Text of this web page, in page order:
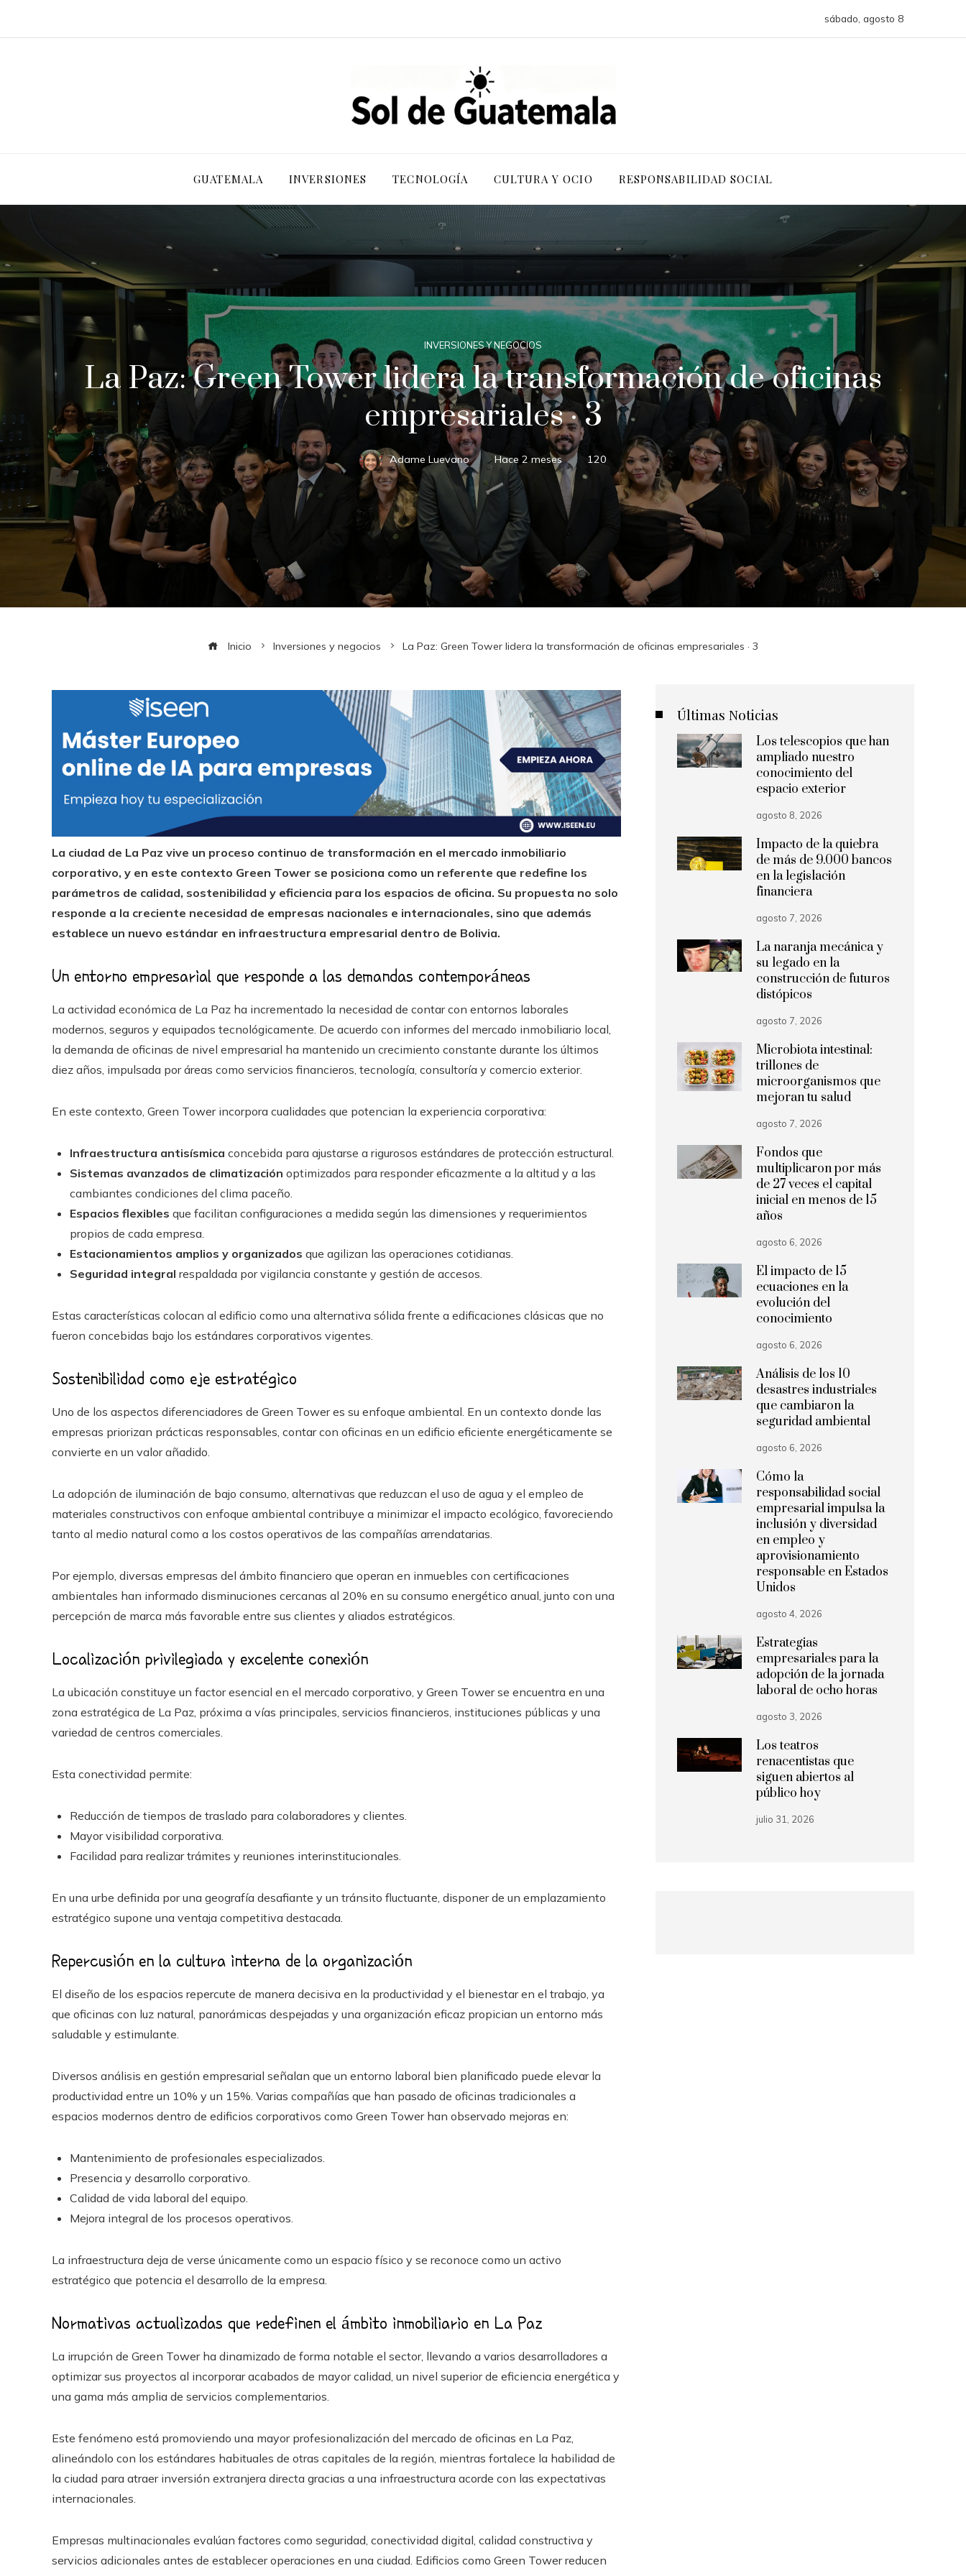
sábado, agosto 8
GUATEMALA INVERSIONES TECNOLOGÍA CULTURA Y OCIO RESPONSABILIDAD SOCIAL
INVERSIONES Y NEGOCIOS
La Paz: Green Tower lidera la transformación de oficinas
empresariales · 3
Adame Luevano Hace 2 meses 120
Inicio Inversiones y negocios La Paz: Green Tower lidera la transformación de oficinas empresariales · 3
La ciudad de La Paz vive un proceso continuo de transformación en el mercado inmobiliario
corporativo, y en este contexto Green Tower se posiciona como un referente que redefine los
parámetros de calidad, sostenibilidad y eficiencia para los espacios de oficina. Su propuesta no solo
responde a la creciente necesidad de empresas nacionales e internacionales, sino que además
establece un nuevo estándar en infraestructura empresarial dentro de Bolivia.
Un entorno empresarial que responde a las demandas contemporáneas
La actividad económica de La Paz ha incrementado la necesidad de contar con entornos laborales
modernos, seguros y equipados tecnológicamente. De acuerdo con informes del mercado inmobiliario local,
la demanda de oficinas de nivel empresarial ha mantenido un crecimiento constante durante los últimos
diez años, impulsada por áreas como servicios financieros, tecnología, consultoría y comercio exterior.
En este contexto, Green Tower incorpora cualidades que potencian la experiencia corporativa:
Infraestructura antisísmica concebida para ajustarse a rigurosos estándares de protección estructural.
Sistemas avanzados de climatización optimizados para responder eficazmente a la altitud y a las
cambiantes condiciones del clima paceño.
Espacios flexibles que facilitan configuraciones a medida según las dimensiones y requerimientos
propios de cada empresa.
Estacionamientos amplios y organizados que agilizan las operaciones cotidianas.
Seguridad integral respaldada por vigilancia constante y gestión de accesos.
Estas características colocan al edificio como una alternativa sólida frente a edificaciones clásicas que no
fueron concebidas bajo los estándares corporativos vigentes.
Sostenibilidad como eje estratégico
Uno de los aspectos diferenciadores de Green Tower es su enfoque ambiental. En un contexto donde las
empresas priorizan prácticas responsables, contar con oficinas en un edificio eficiente energéticamente se
convierte en un valor añadido.
La adopción de iluminación de bajo consumo, alternativas que reduzcan el uso de agua y el empleo de
materiales constructivos con enfoque ambiental contribuye a minimizar el impacto ecológico, favoreciendo
tanto al medio natural como a los costos operativos de las compañías arrendatarias.
Por ejemplo, diversas empresas del ámbito financiero que operan en inmuebles con certificaciones
ambientales han informado disminuciones cercanas al 20% en su consumo energético anual, junto con una
percepción de marca más favorable entre sus clientes y aliados estratégicos.
Localización privilegiada y excelente conexión
La ubicación constituye un factor esencial en el mercado corporativo, y Green Tower se encuentra en una
zona estratégica de La Paz, próxima a vías principales, servicios financieros, instituciones públicas y una
variedad de centros comerciales.
Esta conectividad permite:
Reducción de tiempos de traslado para colaboradores y clientes.
Mayor visibilidad corporativa.
Facilidad para realizar trámites y reuniones interinstitucionales.
En una urbe definida por una geografía desafiante y un tránsito fluctuante, disponer de un emplazamiento
estratégico supone una ventaja competitiva destacada.
Repercusión en la cultura interna de la organización
El diseño de los espacios repercute de manera decisiva en la productividad y el bienestar en el trabajo, ya
que oficinas con luz natural, panorámicas despejadas y una organización eficaz propician un entorno más
saludable y estimulante.
Diversos análisis en gestión empresarial señalan que un entorno laboral bien planificado puede elevar la
productividad entre un 10% y un 15%. Varias compañías que han pasado de oficinas tradicionales a
espacios modernos dentro de edificios corporativos como Green Tower han observado mejoras en:
Mantenimiento de profesionales especializados.
Presencia y desarrollo corporativo.
Calidad de vida laboral del equipo.
Mejora integral de los procesos operativos.
La infraestructura deja de verse únicamente como un espacio físico y se reconoce como un activo
estratégico que potencia el desarrollo de la empresa.
Normativas actualizadas que redefinen el ámbito inmobiliario en La Paz
La irrupción de Green Tower ha dinamizado de forma notable el sector, llevando a varios desarrolladores a
optimizar sus proyectos al incorporar acabados de mayor calidad, un nivel superior de eficiencia energética y
una gama más amplia de servicios complementarios.
Este fenómeno está promoviendo una mayor profesionalización del mercado de oficinas en La Paz,
alineándolo con los estándares habituales de otras capitales de la región, mientras fortalece la habilidad de
la ciudad para atraer inversión extranjera directa gracias a una infraestructura acorde con las expectativas
internacionales.
Empresas multinacionales evalúan factores como seguridad, conectividad digital, calidad constructiva y
servicios adicionales antes de establecer operaciones en una ciudad. Edificios como Green Tower reducen
Últimas Noticias
Los telescopios que han
ampliado nuestro
conocimiento del
espacio exterior
agosto 8, 2026
Impacto de la quiebra
de más de 9.000 bancos
en la legislación
financiera
agosto 7, 2026
La naranja mecánica y
su legado en la
construcción de futuros
distópicos
agosto 7, 2026
Microbiota intestinal:
trillones de
microorganismos que
mejoran tu salud
agosto 7, 2026
Fondos que
multiplicaron por más
de 27 veces el capital
inicial en menos de 15
años
agosto 6, 2026
El impacto de 15
ecuaciones en la
evolución del
conocimiento
agosto 6, 2026
Análisis de los 10
desastres industriales
que cambiaron la
seguridad ambiental
agosto 6, 2026
Cómo la
responsabilidad social
empresarial impulsa la
inclusión y diversidad
en empleo y
aprovisionamiento
responsable en Estados
Unidos
agosto 4, 2026
Estrategias
empresariales para la
adopción de la jornada
laboral de ocho horas
agosto 3, 2026
Los teatros
renacentistas que
siguen abiertos al
público hoy
julio 31, 2026